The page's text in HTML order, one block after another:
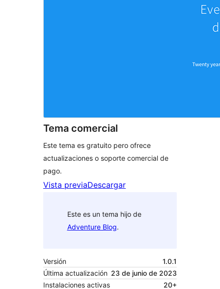
Tema comercial
Este tema es gratuito pero ofrece
actualizaciones o soporte comercial de
pago.
Vista previaDescargar
Este es un tema hijo de
Adventure Blog.
Versión
1.0.1
Última actualización 23 de junio de 2023
Instalaciones activas
20+